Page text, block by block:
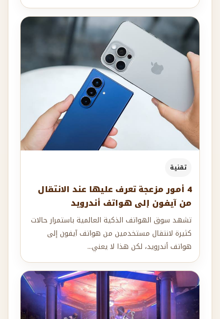
تقنية
4 أمور مزعجة تعرف عليها عند الانتقال
من آيفون إلى هواتف أندرويد
تشهد سوق الهواتف الذكية العالمية باستمرار حالات
كثيرة لانتقال مستخدمين من هواتف آيفون إلى
هواتف أندرويد، لكن هذا لا يعني...